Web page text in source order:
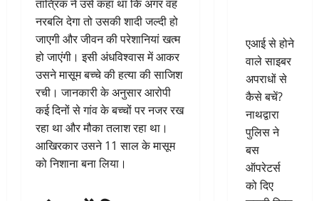
तांत्रिक ने उसे कहा था कि अगर वह
नरबलि देगा तो उसकी शादी जल्दी हो
जाएगी और जीवन की परेशानियां खत्म
हो जाएंगी। इसी अंधविश्वास में आकर
उसने मासूम बच्चे की हत्या की साजिश
रची। जानकारी के अनुसार आरोपी
कई दिनों से गांव के बच्चों पर नजर रख
रहा था और मौका तलाश रहा था।
आखिरकार उसने 11 साल के मासूम
को निशाना बना लिया।
एआई से होने
वाले साइबर
अपराधों से
कैसे बचें?
नाथद्वारा
पुलिस ने
बस
ऑपरेटर्स
को दिए